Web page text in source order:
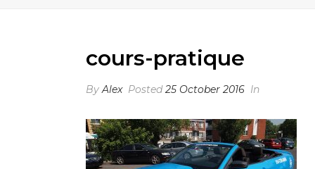
cours-pratique
ByAlex Posted25 October 2016 In